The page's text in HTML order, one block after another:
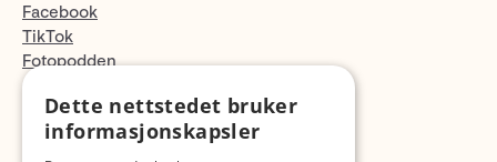
Facebook
TikTok
Fotopodden
Med forbehold om skrive- og lagerfeil
Dette nettstedet bruker
informasjonskapsler